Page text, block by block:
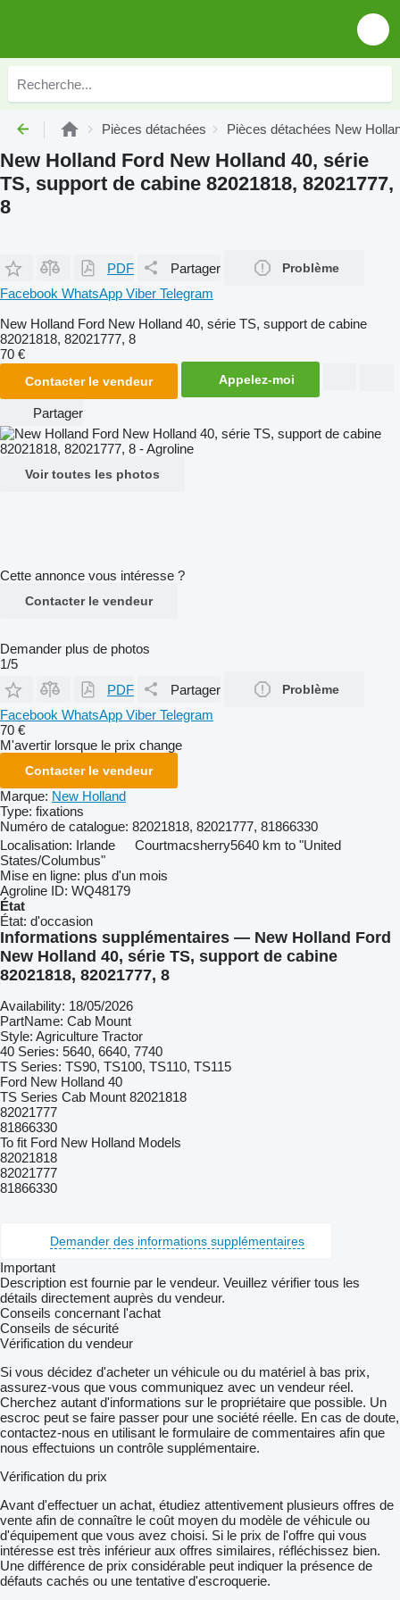
Pièces détachées Pièces détachées New
New Holland Ford New Holland 40, série
TS, support de cabine 82021818, 82021777,
8
PDF Partager Problème
Facebook WhatsApp Viber Telegram
New Holland Ford New Holland 40, série TS, support de cabine
82021818, 82021777, 8
70 €
Contacter le vendeur Appelez-moi
Partager
Voir toutes les photos
Cette annonce vous intéresse ?
Contacter le vendeur
Demander plus de photos
1/5
PDF
Partager Problème
Facebook WhatsApp Viber Telegram
70 €
M'avertir lorsque le prix change
Contacter le vendeur
Marque: New Holland
Type: fixations
Numéro de catalogue: 82021818, 82021777, 81866330
Localisation: Irlande Courtmacsherry5640 km to "United
States/Columbus"
Mise en ligne: plus d'un mois
Agroline ID: WQ48179
État
État: d'occasion
Informations supplémentaires — New Holland Ford
New Holland 40, série TS, support de cabine
82021818, 82021777, 8
Availability: 18/05/2026
PartName: Cab Mount
Style: Agriculture Tractor
40 Series: 5640, 6640, 7740
TS Series: TS90, TS100, TS110, TS115
Ford New Holland 40
TS Series Cab Mount 82021818
82021777
81866330
To fit Ford New Holland Models
82021818
82021777
81866330
Demander des informations supplémentaires
Important
Description est fournie par le vendeur. Veuillez vérifier tous les
détails directement auprès du vendeur.
Conseils concernant l'achat
Conseils de sécurité
Vérification du vendeur
Si vous décidez d'acheter un véhicule ou du matériel à bas prix,
assurez-vous que vous communiquez avec un vendeur réel.
Cherchez autant d'informations sur le propriétaire que possible. Un
escroc peut se faire passer pour une société réelle. En cas de doute,
contactez-nous en utilisant le formulaire de commentaires afin que
nous effectuions un contrôle supplémentaire.
Vérification du prix
Avant d'effectuer un achat, étudiez attentivement plusieurs offres de
vente afin de connaître le coût moyen du modèle de véhicule ou
d'équipement que vous avez choisi. Si le prix de l'offre qui vous
intéresse est très inférieur aux offres similaires, réfléchissez bien.
Une différence de prix considérable peut indiquer la présence de
défauts cachés ou une tentative d'escroquerie.